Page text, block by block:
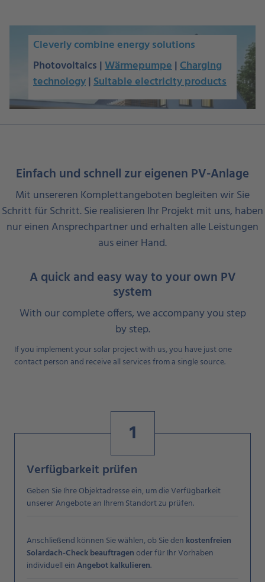
Cleverly combine energy solutions
Photovoltaics |Wärmepumpe|Charging
technology|Suitable electricity products
Einfach und schnell zur eigenen PV-Anlage
Mit unsereren Komplettangeboten begleiten wir Sie
Schritt für Schritt. Sie realisieren Ihr Projekt mit uns, haben
nur einen Ansprechpartner und erhalten alle Leistungen
aus einer Hand.
A quick and easy way to your own PV
system
With our complete offers, we accompany you step
by step.
If you implement your solar project with us, you have just one
contact person and receive all services from a single source.
1
Verfügbarkeit prüfen
Geben Sie Ihre Objektadresse ein, um die Verfügbarkeit
unserer Angebote an Ihrem Standort zu prüfen.
Anschließend können Sie wählen, ob Sie den kostenfreien
Solardach-Checkbeauftragenoder für Ihr Vorhaben
individuell einAngebotkalkulieren.